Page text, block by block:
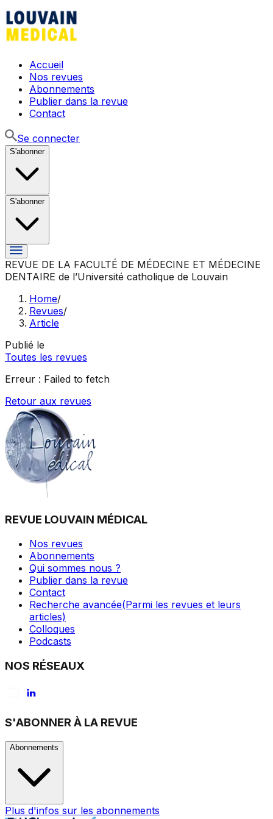
Accueil
Nos revues
Abonnements
Publier dans la revue
Contact
Se connecter
S'abonner
S'abonner
REVUE DE LA FACULTÉ DE MÉDECINE ET MÉDECINE
DENTAIRE de l’Université catholique de Louvain
Home/
Revues/
Article
Publié le
Toutes les revues
Erreur : Failed to fetch
Retour aux revues
REVUE LOUVAIN MÉDICAL
Nos revues
Abonnements
Qui sommes nous ?
Publier dans la revue
Contact
Recherche avancée(Parmi les revues et leurs
articles)
Colloques
Podcasts
NOS RÉSEAUX
S'ABONNER À LA REVUE
Abonnements
Plus d'infos sur les abonnements